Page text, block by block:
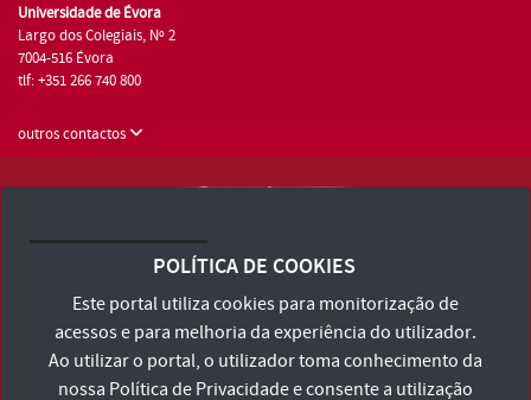
Universidade de Évora
Largo dos Colegiais, Nº 2
7004-516 Évora
tlf: +351 266 740 800
outros contactos
Consulte os Termos e Condições e Política de Privacidade
Declaração de Acessibilidade
POLÍTICA DE COOKIES
Este portal utiliza cookies para monitorização de
acessos e para melhoria da experiência do utilizador.
Ao utilizar o portal, o utilizador toma conhecimento da
nossa Política de Privacidadee consente a utilização